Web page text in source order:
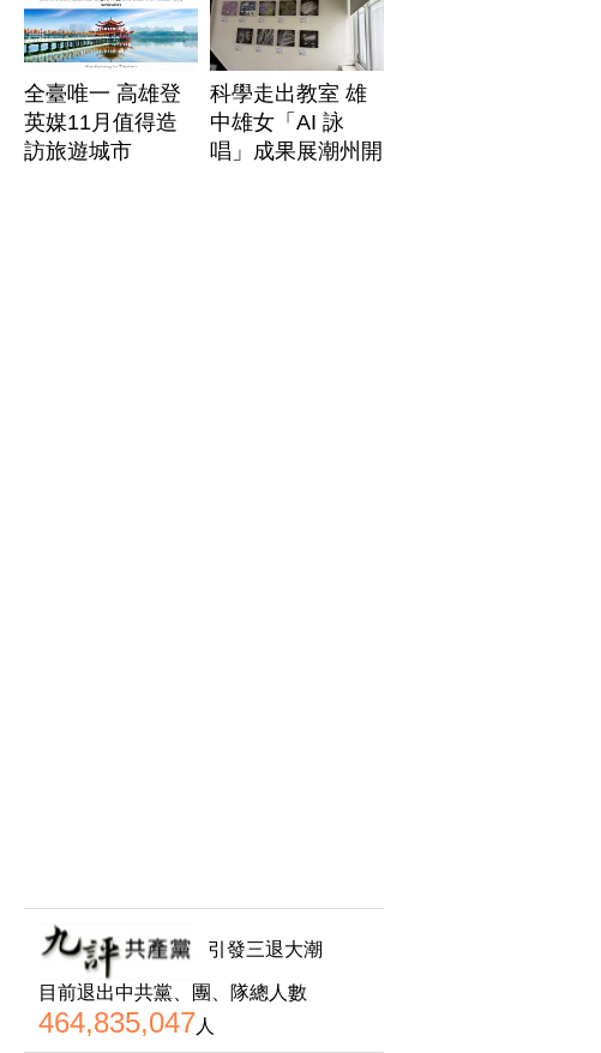
全臺唯一 高雄登
英媒11月值得造
訪旅遊城市
科學走出教室 雄
中雄女「AI 詠
唱」成果展潮州開
引發三退大潮
目前退出中共黨、團、隊總人數
464,835,047人